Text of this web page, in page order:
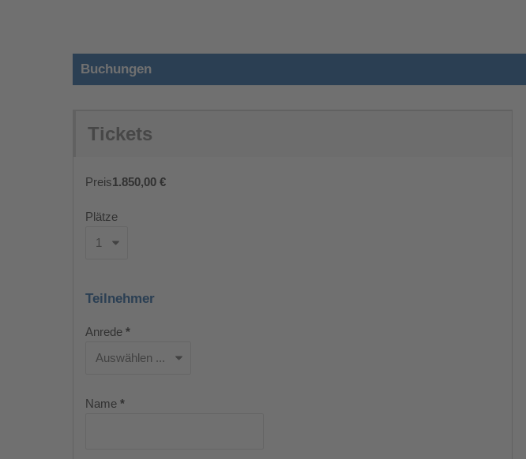
Buchungen
Tickets
Preis1.850,00 €
Plätze
Teilnehmer
Anrede *
Name *